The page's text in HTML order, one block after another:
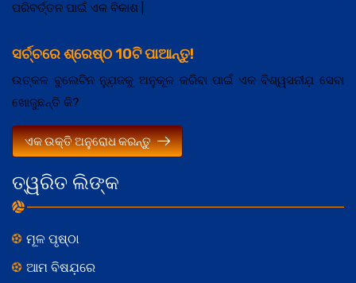
ତ୍ୱରିତ ଲିଙ୍କ
ମୂଳ ପୃଷ୍ଠା
ଆମ ବିଷଯ଼ରେ
ପରିବର୍ତ୍ତନ ପାଇଁ ଏକ ବିକାଶ |
ସର୍ଚ୍ଚରେ ଶ୍ରେଷ୍ଠ 10ଟି ପାଆନ୍ତୁ!
ଉତ୍କଳ ବୁଲେଟିନ ନ୍ଯ଼ୁଜକୁ ଅନୁକୂଳ କରିବା ପାଇଁ ଏକ ବିଶ୍ୱସନୀଯ଼ ସେବା
ଖୋଜୁଛନ୍ତି କି?
ଏକ ଉକ୍ତି ଅନୁରୋଧ କରନ୍ତୁ